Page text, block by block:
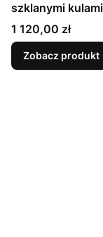
szklanymi
Cena
1 120,00 zł
Zobacz produkt